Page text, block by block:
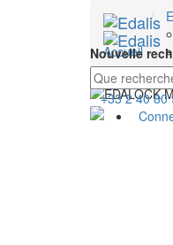
Nouvelle
+33 2 40 80
Accueil